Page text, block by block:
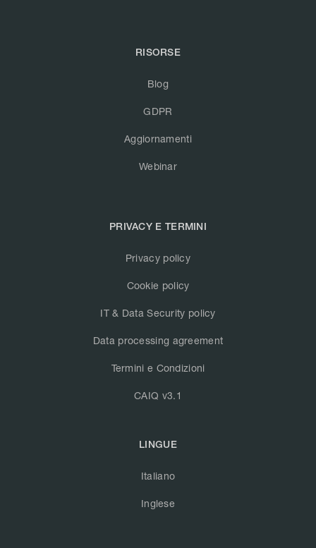
RISORSE
Blog
GDPR
Aggiornamenti
Webinar
PRIVACY E TERMINI
Privacy policy
Cookie policy
IT & Data Security policy
Data processing agreement
Termini e Condizioni
CAIQ v3.1
LINGUE
Italiano
Inglese